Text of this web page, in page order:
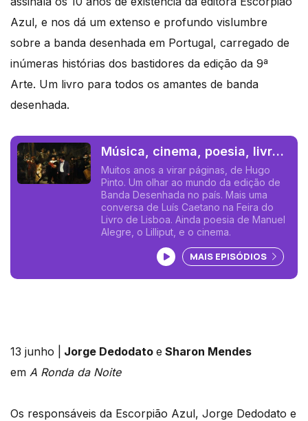
Azul, e nos dá um extenso e profundo vislumbre
sobre a banda desenhada em Portugal, carregado de
inúmeras histórias dos bastidores da edição da 9ª
Arte. Um livro para todos os amantes de banda
desenhada.
Música, cinema, poesia, livros.
Um programa de Luís Caetano.
Muitos anos a virar páginas, de Hugo
Pinto. Um olhar ao mundo da edição de
Banda Desenhada no país. Mais uma
conversa de Luís Caetano na Feira do
Livro de Lisboa. Ainda poesia de Manuel
Alegre, o Lilliput, e o cinema.
Ouvir podcast
MAIS EPISÓDIOS
13 junho | Jorge Dedodato e Sharon Mendes
em A Ronda da Noite
Os responsáveis da Escorpião Azul, Jorge Dedodato e